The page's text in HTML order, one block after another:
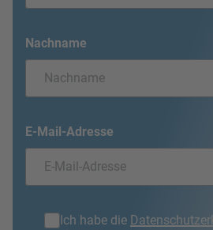
Nachname
E-Mail-Adresse
Ich habe die